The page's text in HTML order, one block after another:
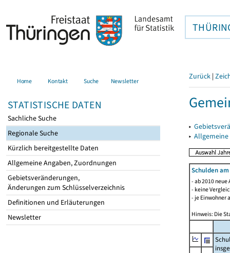
Home Kontakt Suche Newsletter
STATISTISCHE DATEN
Sachliche Suche
Regionale Suche
Kürzlich bereitgestellte Daten
Allgemeine Angaben, Zuordnungen
Gebietsveränderungen,
Änderungen zum Schlüsselverzeichnis
Definitionen und Erläuterungen
Newsletter
Zurück |
▸
▸
Schulden
- ab 2010
- keine
- je Einwohner
Hinweis: Die